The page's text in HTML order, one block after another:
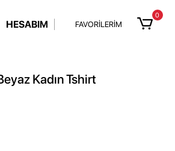
HESABIM FAVORİLERİM
0
Kadın Tshirt